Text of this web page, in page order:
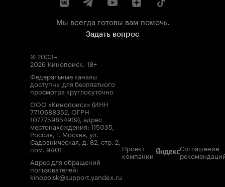
Мы всегда готовы вам помочь.
Задать вопрос
© 2003–
2026 Кинопоиск. 18+
Федеральные каналы
доступны для бесплатного
просмотра круглосуточно
ООО «Кинопоиск» (ИНН
7710688352, ОГРН
1077759854919), адрес
местонахождения: 115035,
Россия, г. Москва, ул.
Садовническая, д. 82, стр. 2,
пом. 9А01
Адрес для обращений
пользователей:
kinopoisk@support.yandex.ru
Проект
компании
Соглашение